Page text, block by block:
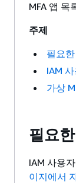
MFA 앱 목
주제
필요
IAM
가상
필요
IAM 사용
이지에서